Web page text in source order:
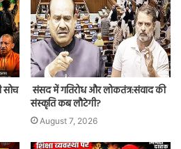
सोच
संसद में गतिरोध और लोकतंत्र:संवाद की
संस्कृति कब लौटेगी?
August 7, 2026